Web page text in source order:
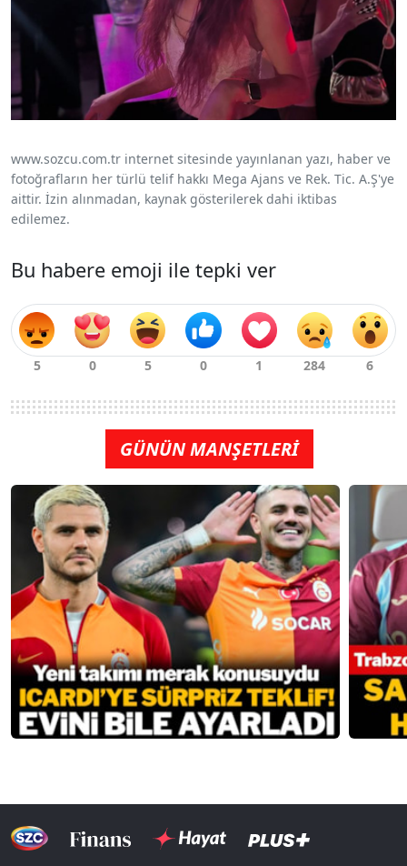
www.sozcu.com.tr internet sitesinde yayınlanan yazı, haber ve
fotoğrafların her türlü telif hakkı Mega Ajans ve Rek. Tic. A.Ş'ye
aittir. İzin alınmadan, kaynak gösterilerek dahi iktibas
edilemez.
Bu habere emoji ile tepki ver
GÜNÜN MANŞETLERİ